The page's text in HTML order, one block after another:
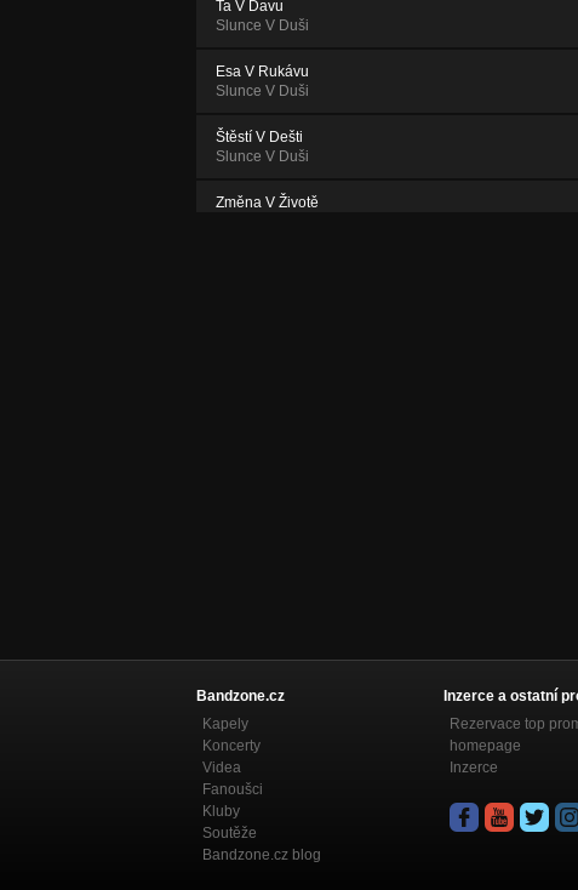
Ta V Davu
Slunce V Duši
Esa V Rukávu
Slunce V Duši
Štěstí V Dešti
Slunce V Duši
Změna V Životě
Bandzone.cz
Kapely
Koncerty
Videa
Fanoušci
Kluby
Soutěže
Bandzone.cz blog
Inzerce a ostatní
Rezervace top
homepage
Inzerce